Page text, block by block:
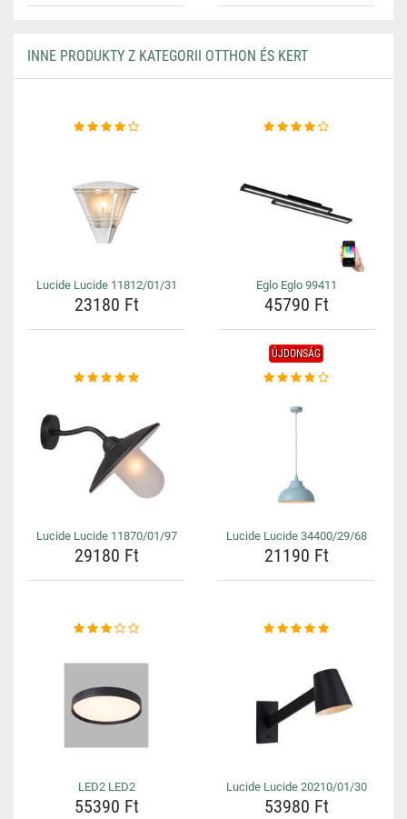
INNE PRODUKTY Z KATEGORII OTTHON ÉS KERT
Lucide Lucide 11812/01/31
23180 Ft
Eglo Eglo 99411
45790 Ft
Lucide Lucide 11870/01/97
29180 Ft
ÚJDONSÁG
Lucide Lucide 34400/29/68
21190 Ft
LED2 LED2
55390 Ft
Lucide Lucide 20210/01/30
53980 Ft